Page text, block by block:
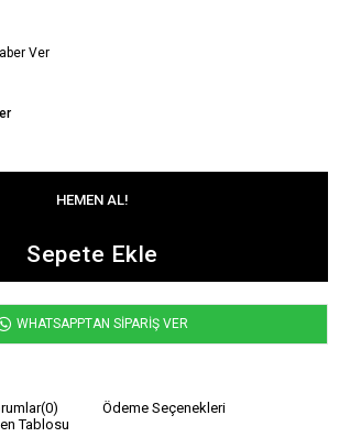
Ver
WHATSAPPTAN SİPARİŞ VER
(0)
Ödeme Seçenekleri
Tablosu